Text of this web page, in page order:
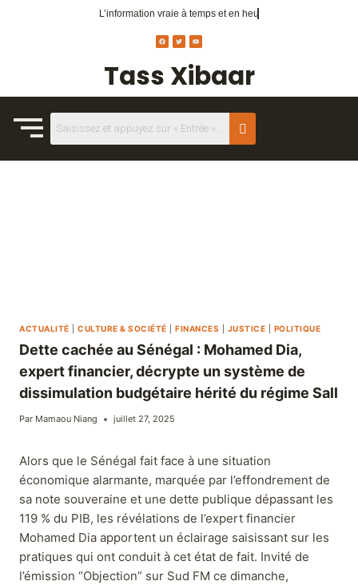
Tass Xibaar
L’information vraie à temps réel.
à temps et en heure
ACTUALITÉ CULTURE & SOCIÉTÉ FINANCES JUSTICE POLITIQUE
Dette cachée au Sénégal : Mohamed Dia,
expert financier, décrypte un système de
dissimulation budgétaire hérité du régime Sall
Par Mamaou Niang juillet 27, 2025
Alors que le Sénégal fait face à une situation
économique alarmante, marquée par l’effondrement de
sa note souveraine et une dette publique dépassant les
119 % du PIB, les révélations de l’expert financier
Mohamed Dia apportent un éclairage saisissant sur les
pratiques qui ont conduit à cet état de fait. Invité de
l’émission “Objection” sur Sud FM ce dimanche,